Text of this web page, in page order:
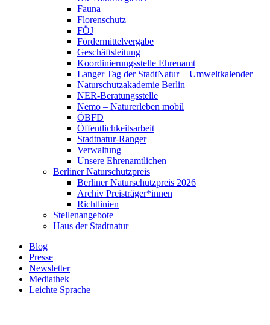
Fauna
Florenschutz
FÖJ
Fördermittelvergabe
Geschäftsleitung
Koordinierungsstelle Ehrenamt
Langer Tag der StadtNatur + Umweltkalender
Naturschutzakademie Berlin
NER-Beratungsstelle
Nemo – Naturerleben mobil
ÖBFD
Öffentlichkeitsarbeit
Stadtnatur-Ranger
Verwaltung
Unsere Ehrenamtlichen
Berliner Naturschutzpreis
Berliner Naturschutzpreis 2026
Archiv Preisträger*innen
Richtlinien
Stellenangebote
Haus der Stadtnatur
Blog
Presse
Newsletter
Mediathek
Leichte Sprache